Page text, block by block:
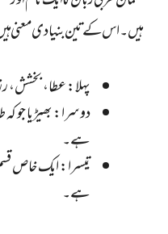
ہیں۔ا س کے تین بنیادی معنی
پہلا: عطا، بخشش،
دوسرا: بھیڑیا جو
ہے۔
تیسرا: ایک خاص
ہے۔